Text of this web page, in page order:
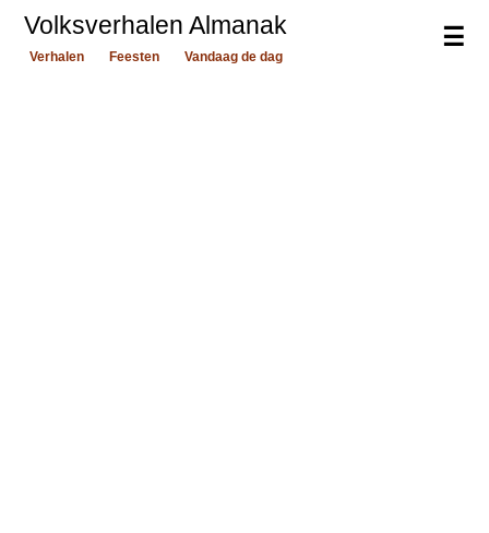
☰
Volksverhalen Almanak
Verhalen Feesten Vandaag de dag